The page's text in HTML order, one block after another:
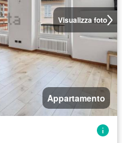
Visualizza foto
Appartamento